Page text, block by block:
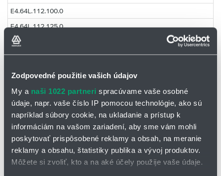
Zodpovedné použitie vašich údajov
My a naši 1022 partneri spracúvame vaše osobné
údaje, napr. vaše číslo IP pomocou technológie, ako sú
napríklad súbory cookie, na ukladanie a prístup k
informáciám na vašom zariadení, aby sme vám mohli
poskytovať prispôsobené reklamy a obsah, na meranie
reklamy a obsahu, štatistiky publika a vývoj produktov.
Môžete si zvoliť, kto a na aké účely použije vaše údaje.
E4.64L.112.100.0
E4.64L.112.125.0
E4.64L.112.150.0
E4.64L.112.175.0
E4.64L.112.200.0
E4.64L.112.250.0
E4.64L.112.300.0
E4.64L.125.100.0
E4.64L.125.150.0
E4.64L.125.175.0